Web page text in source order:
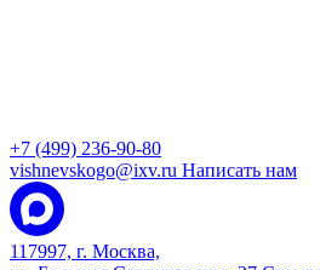
+7 (499) 236-90-80
vishnevskogo@ixv.ru Написать нам
117997, г. Москва,